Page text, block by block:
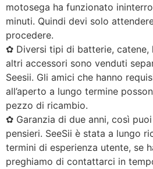
motosega ha funzionato
minuti. Quindi devi solo
procedere.
✿ Diversi tipi di batterie, catene,
altri accessori sono venduti
Seesii. Gli amici che hanno
all’aperto a lungo termine
pezzo di ricambio.
✿ Garanzia di due anni, così
pensieri. SeeSii è stata a lungo
termini di esperienza utente, se
preghiamo di contattarci in